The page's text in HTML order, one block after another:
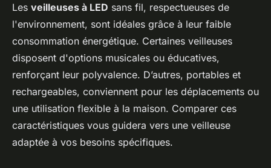
Les veilleuses à LED sans fil, respectueuses de
l'environnement, sont idéales grâce à leur faible
consommation énergétique. Certaines veilleuses
disposent d'options musicales ou éducatives,
renforçant leur polyvalence. D’autres, portables et
rechargeables, conviennent pour les déplacements ou
une utilisation flexible à la maison. Comparer ces
caractéristiques vous guidera vers une veilleuse
adaptée à vos besoins spécifiques.